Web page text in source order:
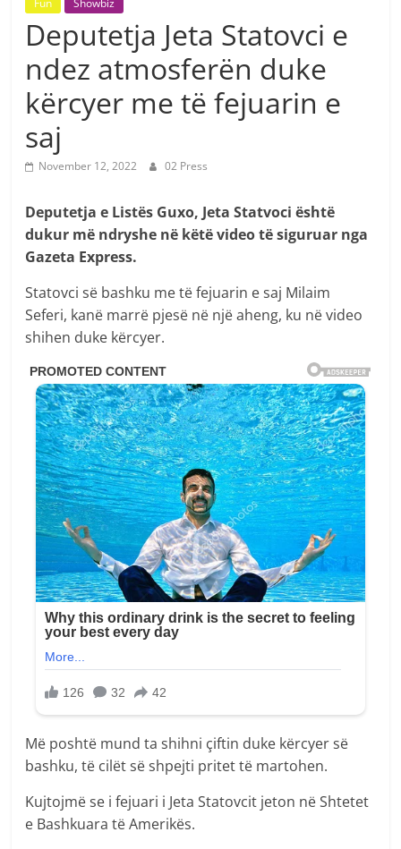
Deputetja Jeta Statovci e
ndez atmosferën duke
kërcyer me të fejuarin e
saj
November 12, 2022 02 Press
Deputetja e Listës Guxo, Jeta Statvoci është
dukur më ndryshe në këtë video të siguruar nga
Gazeta Express.
Statovci së bashku me të fejuarin e saj Milaim
Seferi, kanë marrë pjesë në një aheng, ku në video
shihen duke kërcyer.
Më poshtë mund ta shihni çiftin duke kërcyer së
bashku, të cilët së shpejti pritet të martohen.
Kujtojmë se i fejuari i Jeta Statovcit jeton në Shtetet
e Bashkuara të Amerikës.